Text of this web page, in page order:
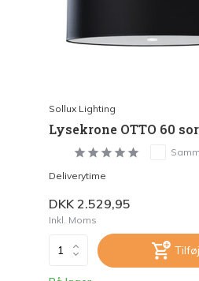
Sollux Lighting
Lysekrone OTTO 60
Deliverytime
DKK 2.529,95
Inkl. Moms
Tilføj